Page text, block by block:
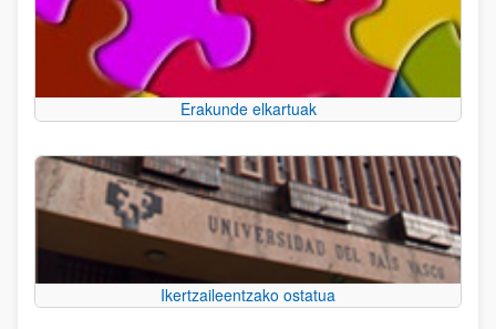
Erakunde elkartuak
Ikertzaileentzako ostatua